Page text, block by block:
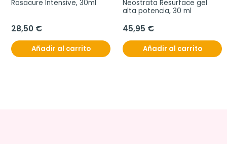
Rosacure Intensive, 30ml
28,50 €
Añadir al carrito
Neostrata Resurface gel
alta potencia, 30 ml
45,95 €
Añadir al carrito